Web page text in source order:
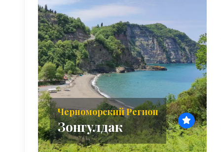
Черноморский Регион
Зонгулдак